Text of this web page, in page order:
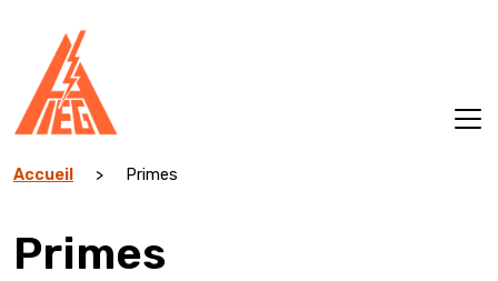
contenu
Accueil > Primes
Primes